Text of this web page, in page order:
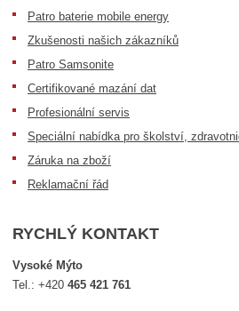
Patro baterie mobile energy
Zkušenosti našich zákazníků
Patro Samsonite
Certifikované mazání dat
Profesionální servis
Speciální nabídka pro školství,
Záruka na zboží
Reklamační řád
RYCHLÝ KONTAKT
Vysoké Mýto
Tel.:+420465 421 761